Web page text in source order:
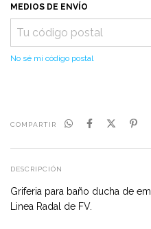
MEDIOS DE ENVÍO
No sé mi código postal
COMPARTIR
DESCRIPCIÓN
Griferia para baño ducha de
Linea Radal de FV.